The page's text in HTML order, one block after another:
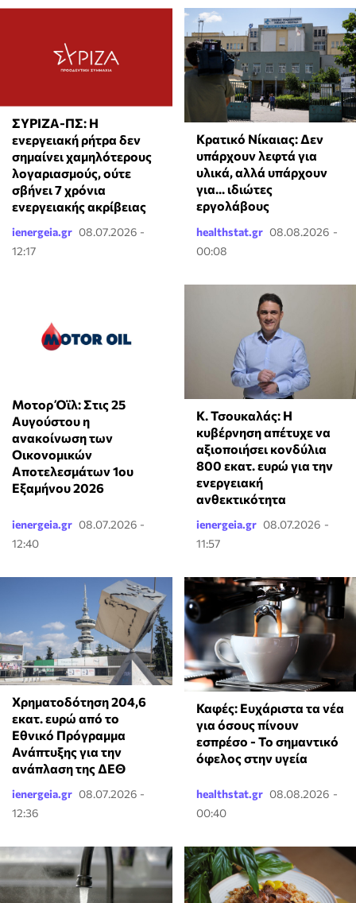
ΣΥΡΙΖΑ-ΠΣ: Η
ενεργειακή ρήτρα δεν
σημαίνει χαμηλότερους
λογαριασμούς, ούτε
σβήνει 7 χρόνια
ενεργειακής ακρίβειας
ienergeia.gr 08.07.2026 -
12:17
Κρατικό Νίκαιας: Δεν
υπάρχουν λεφτά για
υλικά, αλλά υπάρχουν
για... ιδιώτες
εργολάβους
healthstat.gr 08.08.2026 -
00:08
Μοτορ Όϊλ: Στις 25
Αυγούστου η
ανακοίνωση των
Οικονομικών
Αποτελεσμάτων 1ου
Εξαμήνου 2026
ienergeia.gr 08.07.2026 -
12:40
Κ. Τσουκαλάς: Η
κυβέρνηση απέτυχε να
αξιοποιήσει κονδύλια
800 εκατ. ευρώ για την
ενεργειακή
ανθεκτικότητα
ienergeia.gr 08.07.2026 -
11:57
Χρηματοδότηση 204,6
εκατ. ευρώ από το
Εθνικό Πρόγραμμα
Ανάπτυξης για την
ανάπλαση της ΔΕΘ
ienergeia.gr 08.07.2026 -
12:36
Καφές: Ευχάριστα τα νέα
για όσους πίνουν
εσπρέσο - Το σημαντικό
όφελος στην υγεία
healthstat.gr 08.08.2026 -
00:40